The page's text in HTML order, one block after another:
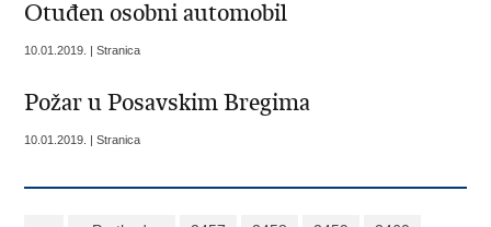
Otuđen osobni automobil
10.01.2019. | Stranica
Požar u Posavskim Bregima
10.01.2019. | Stranica